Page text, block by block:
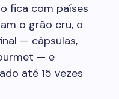
fica com países
o grão cru, o
— cápsulas,
— e
até 15 vezes